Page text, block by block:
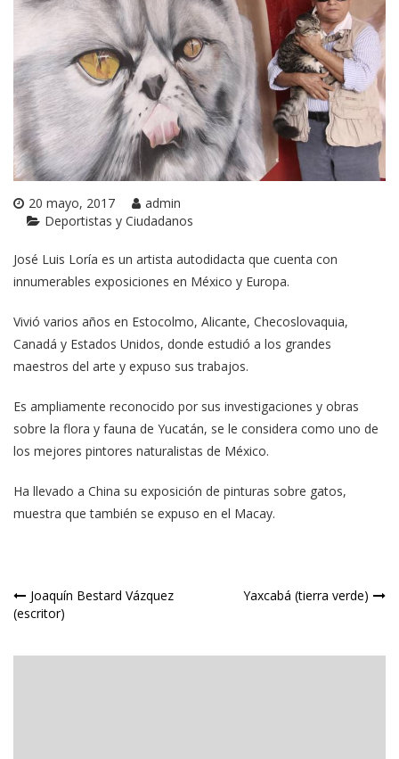
20 mayo, 2017
admin
Deportistas y Ciudadanos
José Luis Loría es un artista autodidacta que cuenta con
innumerables exposiciones en México y Europa.
Vivió varios años en Estocolmo, Alicante, Checoslovaquia,
Canadá y Estados Unidos, donde estudió a los grandes
maestros del arte y expuso sus trabajos.
Es ampliamente reconocido por sus investigaciones y obras
sobre la flora y fauna de Yucatán, se le considera como uno de
los mejores pintores naturalistas de México.
Ha llevado a China su exposición de pinturas sobre gatos,
muestra que también se expuso en el Macay.
Navegación
de
entradas
Joaquín Bestard Vázquez
(escritor)
Yaxcabá (tierra verde)